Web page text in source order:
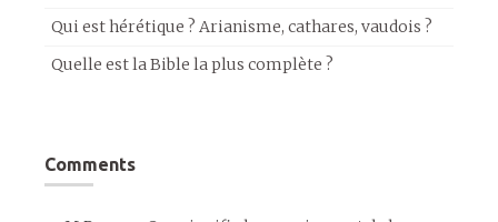
Qui est hérétique ? Arianisme, cathares, vaudois ?
Quelle est la Bible la plus complète ?
Comments